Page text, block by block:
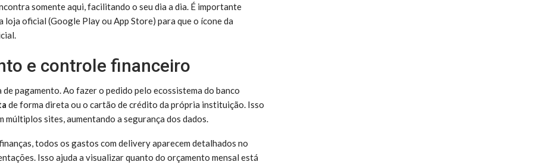
somente aqui, facilitando o seu dia a dia. É importante
oficial (Google Play ou App Store) para que o ícone da
e controle financeiro
pagamento. Ao fazer o pedido pelo ecossistema do banco
de forma direta ou o cartão de crédito da própria instituição. Isso
múltiplos sites, aumentando a segurança dos dados.
todos os gastos com delivery aparecem detalhados no
Isso ajuda a visualizar quanto do orçamento mensal está